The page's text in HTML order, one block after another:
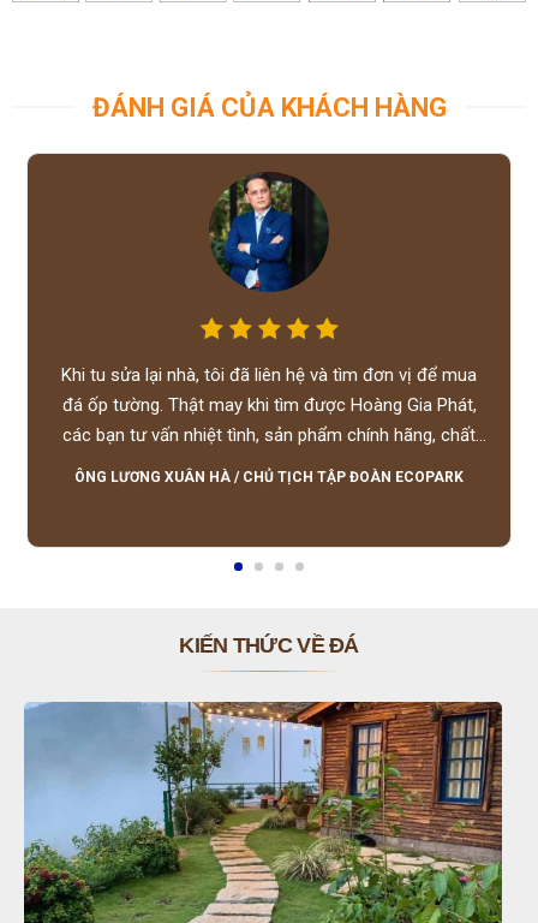
ĐÁNH GIÁ CỦA KHÁCH HÀNG
Khi tu sửa lại nhà, tôi đã liên hệ và tìm đơn vị để mua
đá ốp tường. Thật may khi tìm được Hoàng Gia Phát,
các bạn tư vấn nhiệt tình, sản phẩm chính hãng, chất
lượng tốt, giá hợp lý, hỗ trợ tận tình.
ÔNG LƯƠNG XUÂN HÀ / CHỦ TỊCH TẬP ĐOÀN ECOPARK
KIẾN THỨC VỀ ĐÁ